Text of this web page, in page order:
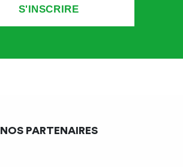
NOS PARTENAIRES